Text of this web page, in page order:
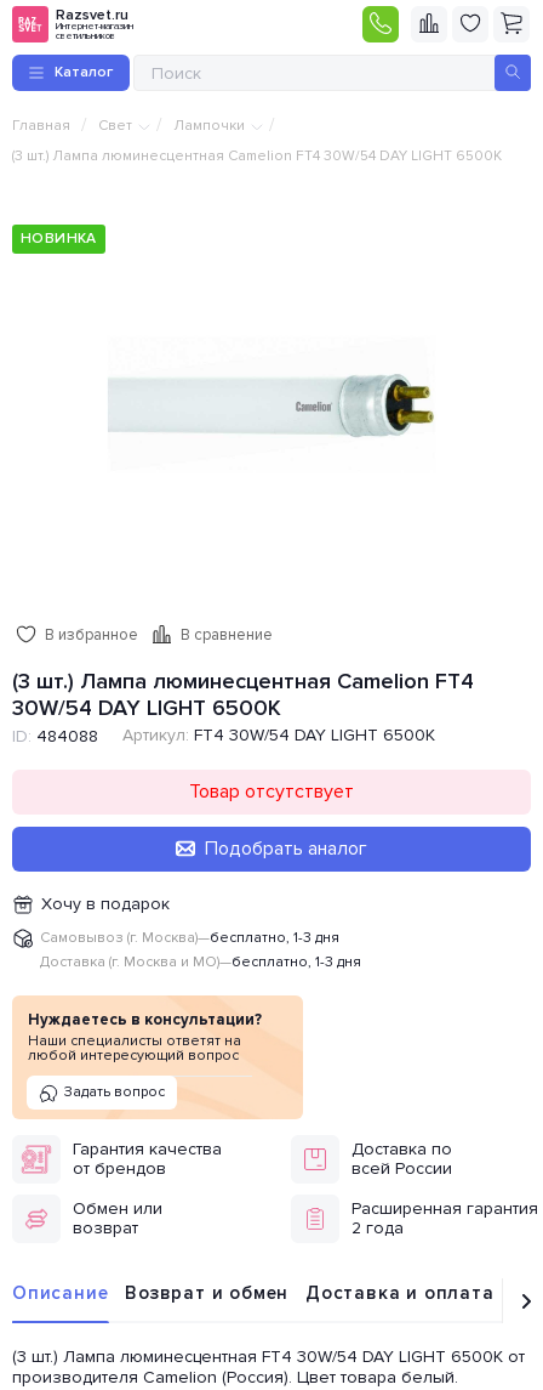
Razsvet.ru
Интернет-магазин
светильников
Каталог
Главная / Свет / Лампочки /
(3 шт.) Лампа люминесцентная Camelion FT4 30W/54 DAY LIGHT 6500K
НОВИНКА
В избранное В сравнение
(3 шт.) Лампа люминесцентная Camelion FT4
30W/54 DAY LIGHT 6500K
ID: 484088 Артикул: FT4 30W/54 DAY LIGHT 6500K
Товар отсутствует
Подобрать аналог
Хочу в подарок
Самовывоз (г. Москва)—бесплатно, 1-3 дня
Доставка (г. Москва и МО)—бесплатно, 1-3 дня
Нуждаетесь в консультации?
Наши специалисты ответят на
любой интересующий вопрос
Задать вопрос
Гарантия качества
от брендов
Доставка по
всей России
Обмен или
возврат
Расширенная гарантия
2 года
Описание Возврат и обмен Доставка и оплата
(3 шт.) Лампа люминесцентная FT4 30W/54 DAY LIGHT 6500K от
производителя Camelion (Россия). Цвет товара белый.